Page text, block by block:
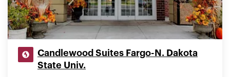
Candlewood Suites Fargo-N. Dakota
State Univ.